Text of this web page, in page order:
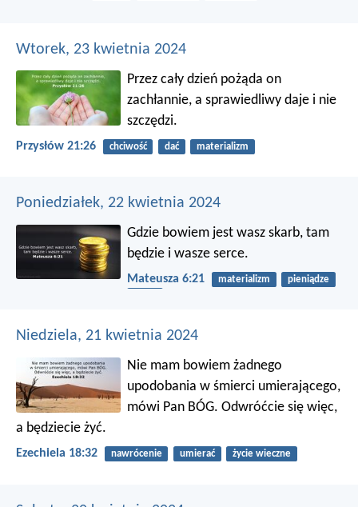
Wtorek, 23 kwietnia 2024
Przez cały dzień pożąda on
zachłannie, a sprawiedliwy daje i nie
szczędzi.
Przysłów 21:26 chciwość dać materializm
Poniedziałek, 22 kwietnia 2024
Gdzie bowiem jest wasz skarb, tam
będzie i wasze serce.
Mateusza 6:21 materializm
pieniądze
Niedziela, 21 kwietnia 2024
Nie mam bowiem żadnego
upodobania w śmierci umierającego,
mówi Pan BÓG. Odwróćcie się więc,
a będziecie żyć.
Ezechiela 18:32 nawrócenie umierać życie wieczne